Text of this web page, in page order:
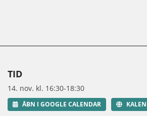
TID
14. nov. kl. 16:30-18:30
ÅBN I GOOGLE CALENDAR